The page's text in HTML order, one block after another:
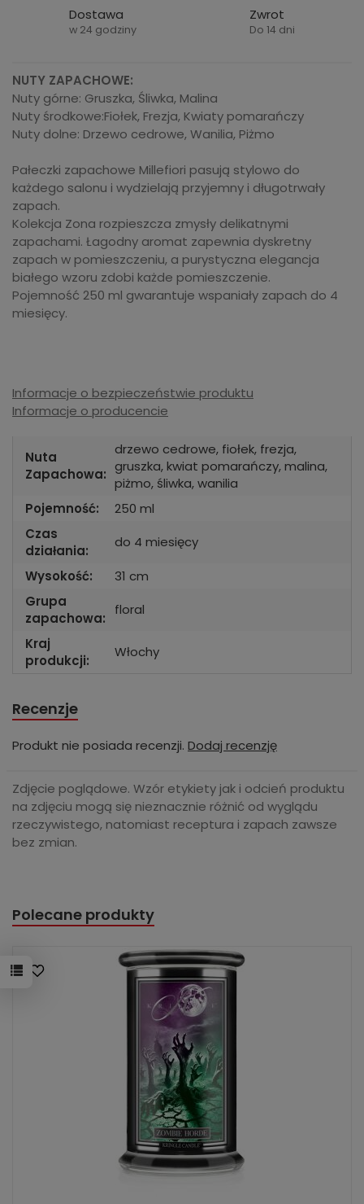
Dostawa
w 24 godziny
Zwrot
Do 14 dni
NUTY ZAPACHOWE:
Nuty górne: Gruszka, Śliwka, Malina
Nuty środkowe:Fiołek, Frezja, Kwiaty pomarańczy
Nuty dolne: Drzewo cedrowe, Wanilia, Piżmo
Pałeczki zapachowe Millefiori pasują stylowo do
każdego salonu i wydzielają przyjemny i długotrwały
zapach.
Kolekcja Zona rozpieszcza zmysły delikatnymi
zapachami. Łagodny aromat zapewnia dyskretny
zapach w pomieszczeniu, a purystyczna elegancja
białego wzoru zdobi każde pomieszczenie.
Pojemność 250 ml gwarantuje wspaniały zapach do 4
miesięcy.
Informacje o bezpieczeństwie produktu
Informacje o producencie
Nuta
Zapachowa:
drzewo cedrowe, fiołek, frezja,
gruszka, kwiat pomarańczy, malina,
piżmo, śliwka, wanilia
Pojemność:
250 ml
Czas
działania:
do 4 miesięcy
Wysokość:
31 cm
Grupa
zapachowa:
floral
Kraj
produkcji:
Włochy
Recenzje
Produkt nie posiada recenzji. Dodaj recenzję
Zdjęcie poglądowe. Wzór etykiety jak i odcień produktu
na zdjęciu mogą się nieznacznie różnić od wyglądu
rzeczywistego, natomiast receptura i zapach zawsze
bez zmian.
Polecane produkty